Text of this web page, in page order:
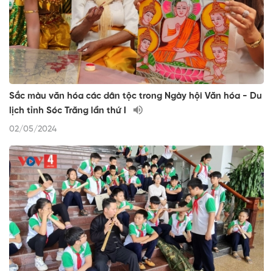
Sắc màu văn hóa các dân tộc trong Ngày hội Văn hóa - Du
lịch tỉnh Sóc Trăng lần thứ I
02/05/2024